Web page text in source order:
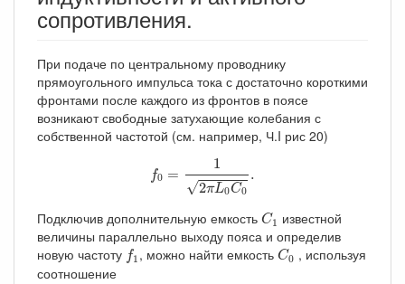
сопротивления.
При подаче по центральному проводнику
прямоугольного импульса тока с достаточно короткими
фронтами после каждого из фронтов в поясе
возникают свободные затухающие колебания с
собственной частотой (см. например, Ч.I рис 20)
f0 =
1
√2πL0C0
.
L0
Подключив дополнительную емкость C1
C1 известной
величины параллельно выходу пояса и определив
новую частоту f1
f1 , можно найти емкость C0
C0, используя
соотношение